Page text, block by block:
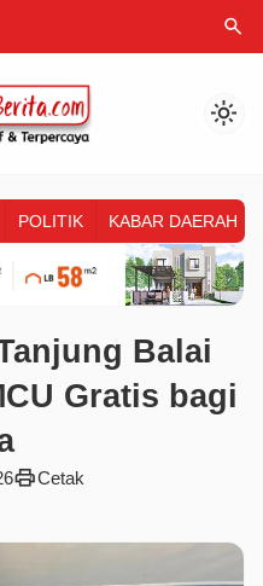
search
light_mode
POLITIK KABAR DAERAH
Balai
Gratis bagi
printCetak